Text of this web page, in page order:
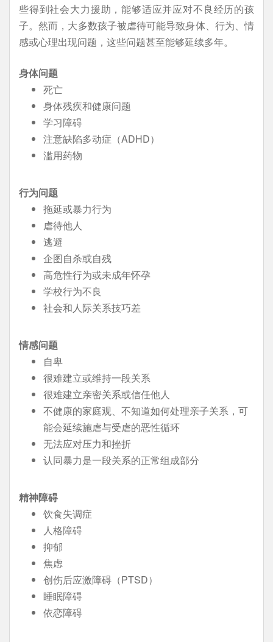
些得到社会大力援助，能够适应并应对不良经历的孩
子。然而，大多数孩子被虐待可能导致身体、行为、情
感或心理出现问题，这些问题甚至能够延续多年。
身体问题
死亡
身体残疾和健康问题
学习障碍
注意缺陷多动症（ADHD）
滥用药物
行为问题
拖延或暴力行为
虐待他人
逃避
企图自杀或自残
高危性行为或未成年怀孕
学校行为不良
社会和人际关系技巧差
情感问题
自卑
很难建立或维持一段关系
很难建立亲密关系或信任他人
不健康的家庭观、不知道如何处理亲子关系，可
能会延续施虐与受虐的恶性循环
无法应对压力和挫折
认同暴力是一段关系的正常组成部分
精神障碍
饮食失调症
人格障碍
抑郁
焦虑
创伤后应激障碍（PTSD）
睡眠障碍
依恋障碍